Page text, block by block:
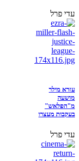
עדי פרל
עזרא מילר
מושעה
מ"הפלאש"
בעקבות מעצרו
עדי פרל